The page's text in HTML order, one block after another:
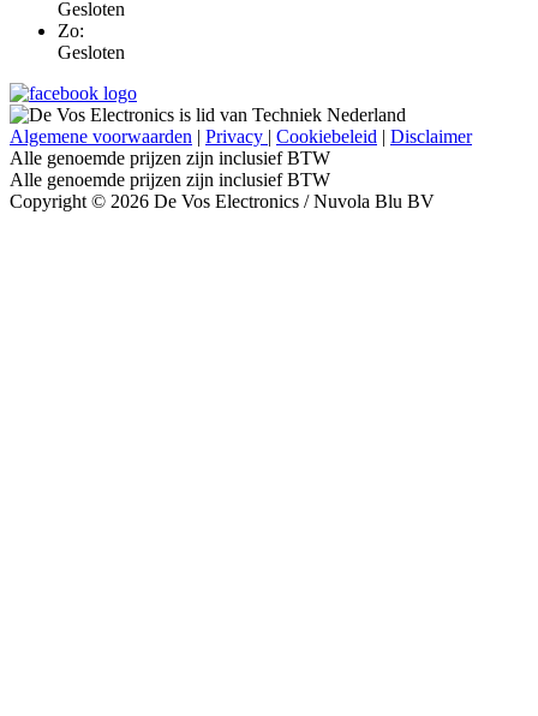
Gesloten
Zo:
Gesloten
Algemene voorwaarden | Privacy | Cookiebeleid | Disclaimer
Alle genoemde prijzen zijn inclusief BTW
Alle genoemde prijzen zijn inclusief BTW
Copyright © 2026 De Vos Electronics / Nuvola Blu BV